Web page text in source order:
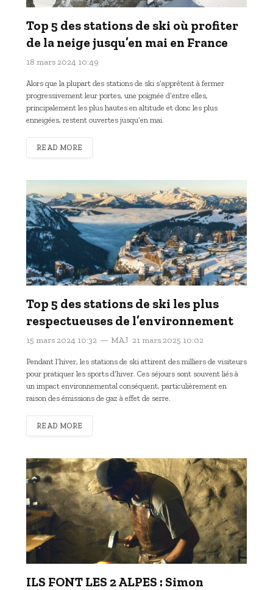
Top 5 des stations de ski où profiter
de la neige jusqu’en mai en France
18 mars 2024 10:49
Alors que la plupart des stations de ski s’apprêtent à fermer
progressivement leur portes, une poignée d’entre elles,
principalement les plus hautes en altitude et donc les plus
enneigées, restent ouvertes jusqu’en mai.
READ MORE
Top 5 des stations de ski les plus
respectueuses de l’environnement
15 mars 2024 10:32 MAJ 21 mars 2025 10:02
Pendant l’hiver, les stations de ski attirent des milliers de visiteurs
pour pratiquer les sports d’hiver. Ces séjours sont souvent liés à
un impact environnemental conséquent, particulièrement en
raison des émissions de gaz à effet de serre.
READ MORE
ILS FONT LES 2 ALPES : Simon